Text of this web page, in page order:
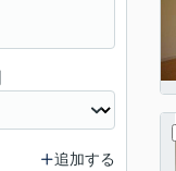
追加する